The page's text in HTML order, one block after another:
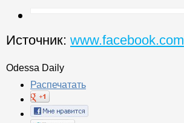
Источник: www.facebook.com
Odessa Daily
Распечатать